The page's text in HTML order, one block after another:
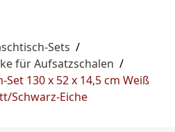
Sets /
für Aufsatzschalen /
130 x 52 x 14,5 cm Weiß
Schwarz-Eiche